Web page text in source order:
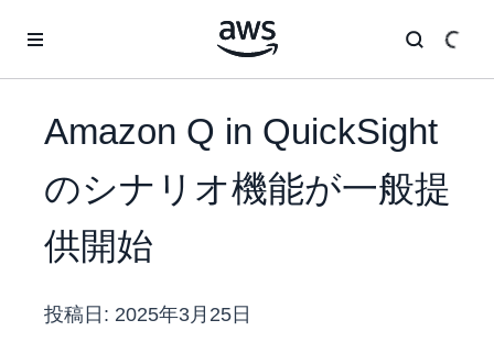
Amazon Q in QuickSight
のシナリオ機能が一般提
供開始
投稿日: 2025年3月25日